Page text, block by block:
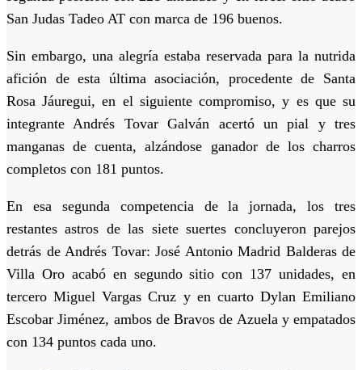
San Judas Tadeo AT con marca de 196 buenos.
Sin embargo, una alegría estaba reservada para la nutrida
afición de esta última asociación, procedente de Santa
Rosa Jáuregui, en el siguiente compromiso, y es que su
integrante Andrés Tovar Galván acertó un pial y tres
manganas de cuenta, alzándose ganador de los charros
completos con 181 puntos.
En esa segunda competencia de la jornada, los tres
restantes astros de las siete suertes concluyeron parejos
detrás de Andrés Tovar: José Antonio Madrid Balderas de
Villa Oro acabó en segundo sitio con 137 unidades, en
tercero Miguel Vargas Cruz y en cuarto Dylan Emiliano
Escobar Jiménez, ambos de Bravos de Azuela y empatados
con 134 puntos cada uno.